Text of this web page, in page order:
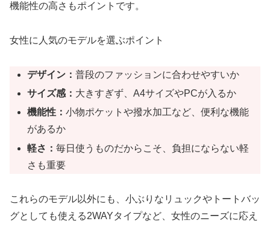
機能性の高さもポイントです。
女性に人気のモデルを選ぶポイント
デザイン：普段のファッションに合わせやすいか
サイズ感： 大きすぎず、A4サイズやPCが入るか
機能性：小物ポケットや撥水加工など、便利な機能
があるか
軽さ：毎日使うものだからこそ、負担にならない軽
さも重要
これらのモデル以外にも、小ぶりなリュックやトートバッ
グとしても使える2WAYタイプなど、女性のニーズに応え